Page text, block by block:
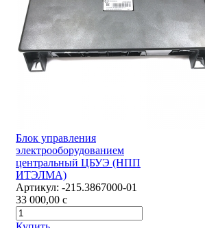
Блок управления
электрооборудованием
центральный ЦБУЭ (НПП
ИТЭЛМА)
Артикул: -215.3867000-01
33 000,00 c